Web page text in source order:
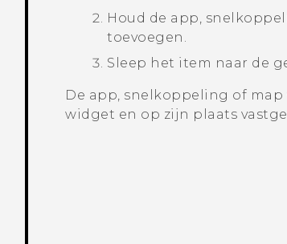
Houd de app,
toevoegen.
Sleep het item naar de
De app, snelkoppeling of
widget en op zijn plaats